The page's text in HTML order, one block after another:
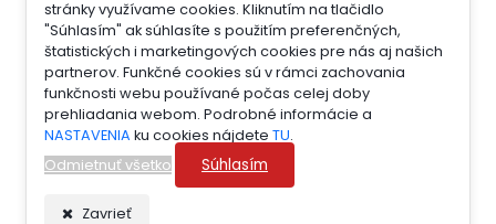
stránky využívame cookies. Kliknutím na tlačidlo
"Súhlasím" ak súhlasíte s použitím preferenčných,
štatistických i marketingových cookies pre nás aj našich
partnerov. Funkčné cookies sú v rámci zachovania
funkčnosti webu používané počas celej doby
prehliadania webom. Podrobné informácie a
NASTAVENIA ku cookies nájdete TU.
Odmietnuť všetko
Súhlasím
Zavrieť